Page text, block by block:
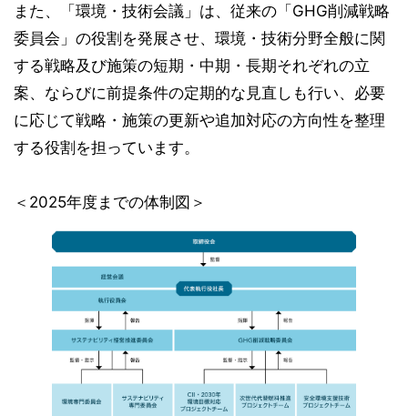
また、「環境・技術会議」は、従来の「GHG削減戦略
委員会」の役割を発展させ、環境・技術分野全般に関
する戦略及び施策の短期・中期・長期それぞれの立
案、ならびに前提条件の定期的な見直しも行い、必要
に応じて戦略・施策の更新や追加対応の方向性を整理
する役割を担っています。
＜2025年度までの体制図＞